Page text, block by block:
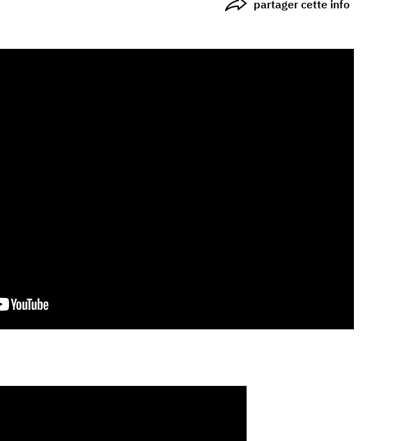
partager cette info